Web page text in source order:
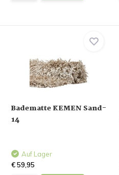
Badematte KEMEN Sand-
14
Auf Lager
€ 59,95